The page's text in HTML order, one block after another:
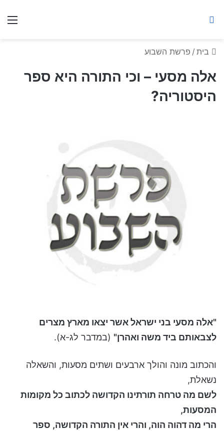
בית / פרשת השבוע
אלה מסעי – וכי התורה היא ספר
היסטוריה?
"אלה מסעי בני ישראל אשר יצאו מארץ מצרים
לצבאותם ביד משה ואהרן" (במדבר לג-א).
והכתוב מונה והולך ארבעים ושתים מסעות, והשאלה
נשאלת,
לשם מה טרחה תורתינו הקדושה לכתוב כל מקומות
המסעות,
הרי מה דהוה הוה, והרי אין התורה הקדושה, ספר